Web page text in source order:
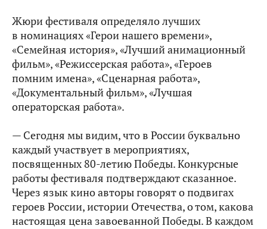
Жюри фестиваля определяло лучших
в номинациях «Герои нашего времени»,
«Семейная история», «Лучший анимационный
фильм», «Режиссерская работа», «Героев
помним имена», «Сценарная работа»,
«Документальный фильм», «Лучшая
операторская работа».
— Сегодня мы видим, что в России буквально
каждый участвует в мероприятиях,
посвященных 80-летию Победы. Конкурсные
работы фестиваля подтверждают сказанное.
Через язык кино авторы говорят о подвигах
героев России, истории Отечества, о том, какова
настоящая цена завоеванной Победы. В каждом